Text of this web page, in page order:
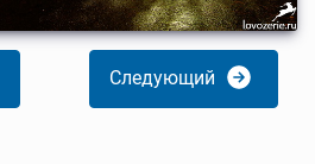
Следующий